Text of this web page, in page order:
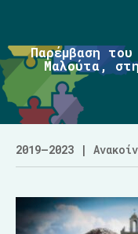
Παρέμβαση
Μαλούτα,
2019–2023 |